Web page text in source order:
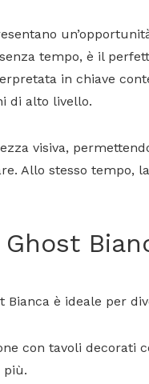
tempo, è il
in chiave
di alto livello.
visiva,
Allo stesso tempo,
Bianca è ideale per
con tavoli decorati
più.